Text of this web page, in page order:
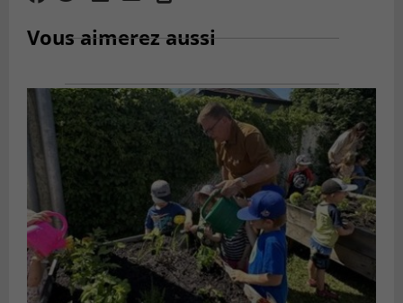
Vous aimerez aussi